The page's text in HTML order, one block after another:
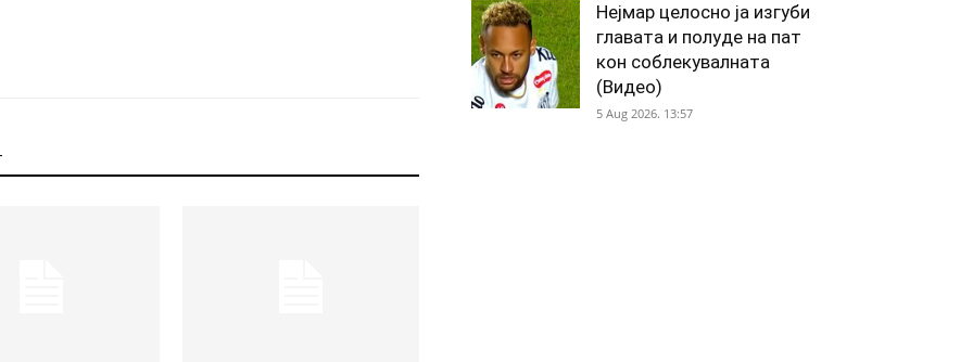
Нејмар целосно ја изгуби
главата и полуде на пат
кон соблекувалната
(Видео)
5 Aug 2026. 13:57